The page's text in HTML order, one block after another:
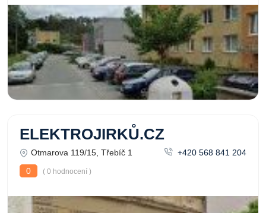
ELEKTROJIRKŮ.CZ
Otmarova 119/15, Třebíč 1
+420 568 841 204
0
( 0 hodnocení )